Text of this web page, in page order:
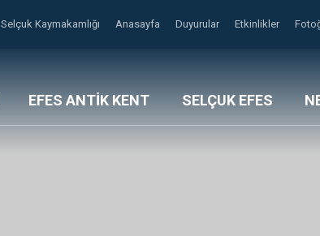
Selçuk Kaymakamlığı Anasayfa Duyurular Etkinlikler
EFES ANTİK KENT SELÇUK EFES